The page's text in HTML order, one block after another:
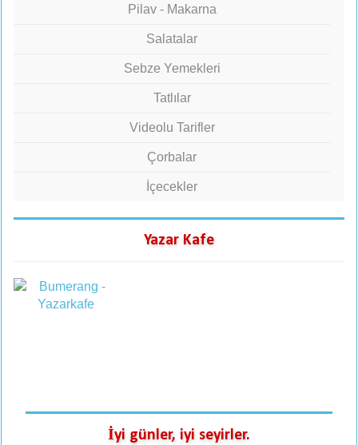
Pilav - Makarna
Salatalar
Sebze Yemekleri
Tatlılar
Videolu Tarifler
Çorbalar
İçecekler
Yazar Kafe
İyi günler, iyi seyirler.